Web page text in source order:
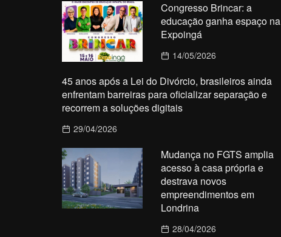
Congresso Brincar: a
educação ganha espaço na
Expoingá
14/05/2026
45 anos após a Lei do Divórcio, brasileiros ainda
enfrentam barreiras para oficializar separação e
recorrem a soluções digitais
29/04/2026
Mudança no FGTS amplia
acesso à casa própria e
destrava novos
empreendimentos em
Londrina
28/04/2026